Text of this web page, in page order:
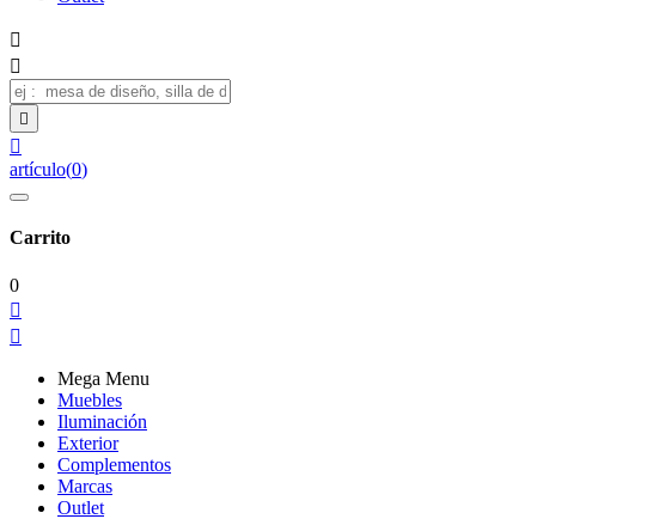




artículo(0)
Carrito
0


Mega Menu
Muebles
Iluminación
Exterior
Complementos
Marcas
Outlet